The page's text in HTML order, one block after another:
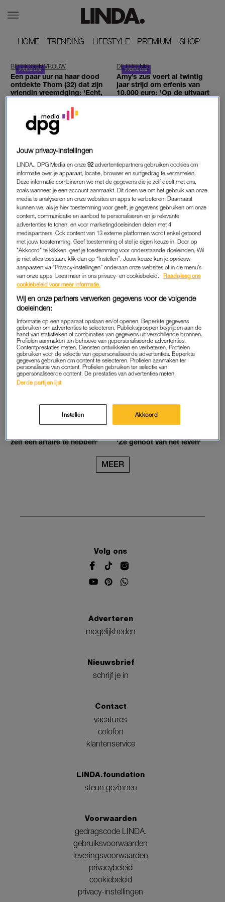
HOME
HOME TRENDING
TRENDING LIFESTYLE
LIFESTYLE PREMIUM
PREMIUM SHOP
SHOP
BEDROGEN VROUW
Een paar uur na haar dood
ontdekte Thom (32) dat zijn
vriendin vreemdging: 'Echt,
mijn bek viel open'
DE ERFENIS
Amy’s zus voert al twintig
jaar strijd om erfenis van
10.000 euro: 'Op de uitvaart
is ze niet geweest'
VRIJPARTIJ
Noa (26): 'Ik moest in de
me aan het seksen was en
de tranen sprongen in mijn
ogen'
EROTISCH LUISTERVERHAAL
'Vanuit haar bekken spoelde
het orgasme omhoog. Ze
kreunde, hard,
ongecontroleerd. Haar lijf
schokte'
LEKKER SAMENGESTELD
Stiefmoeder Naomi is niet
welkom bij verjaardagen:
'Hun moeder wil niet dat ik
er ben'
OPROEP
Waarom ben (én blijf) jij
bewust single? Vertel het
aan LINDA.
ADVERTORIAL
Jolanda reisde naar een
afgelegen eiland voor de
kust van Zuid-Australië: 'Wij
kwamen aan, onze koffers
niet'
ACHTERGROND
‘Dat na de scheiding bleek
dat ik mijn eigen broek kon
ophouden en in ons huis kon
blijven wonen, was mijn
‘finest moment’’
'Ik weet dat mijn partner
eigenlijk wel prima'
LIEVE HELEEN
Fred (55): 'Ik vind het
moeilijk om meerdere keren
klaar te komen tijdens een
vrijpartij'
PERSOONLIJK VERHAAL
Merel verhuist voor een man
naar andere kant van het
land, maar hij verdwijnt:
VERLATEN VROUW
Fae (24): 'Vreemdgaan was
uit den boze, dat deed je
zelf een affaire te hebben'
Iede over de uitvaart van
Marlies, die om het leven
'Ze genoot van het leven'
MEER
Volg ons
Adverteren
mogelijkheden
Nieuwsbrief
schrijf je in
Contact
vacatures
colofon
klantenservice
LINDA.foundation
steun gezinnen
Voorwaarden
gedragscode LINDA.
gebruiksvoorwaarden
leveringsvoorwaarden
privacybeleid
cookiebeleid
privacy-instellingen
Jouw privacy-instellingen
LINDA., DPG Media en onze92 advertentiepartners gebruiken cookies om
informatie over je apparaat, locatie, browser en surfgedrag te verzamelen.
Deze informatie combineren we met de gegevens die je zelf deelt met ons,
zoals wanneer je een account aanmaakt. Dit doen we om het gebruik van onze
media te analyseren en onze websites en apps te verbeteren. Daarnaast
kunnen we, als je hier toestemming voor geeft, je gegevens gebruiken om onze
content, communicatie en aanbod te personaliseren en je relevante
advertenties te tonen, en voor marketingdoeleinden delen met 4
mediapartners. Ook content van 13 externe platformen wordt enkel getoond
met jouw toestemming. Geef toestemming of stel je eigen keuze in. Door op
"Akkoord" te klikken, geef je toestemming voor onderstaande doeleinden. Wil
je niet alles toestaan, klik dan op “Instellen”. Jouw keuze kun je opnieuw
aanpassen via “Privacy-instellingen” onderaan onze websites of in de menu’s
van onze apps. Lees meer in ons privacy- en cookiebeleid.
Raadpleeg ons
cookiebeleid voor meer informatie.
Wij en onze partners verwerken gegevens voor de volgende
doeleinden:
Informatie op een apparaat opslaan en/of openen. Beperkte gegevens
gebruiken om advertenties te selecteren. Publieksgroepen begrijpen aan de
hand van statistieken of combinaties van gegevens uit verschillende bronnen.
Profielen aanmaken ten behoeve van gepersonaliseerde advertenties.
Contentprestaties meten. Diensten ontwikkelen en verbeteren. Profielen
gebruiken voor de selectie van gepersonaliseerde advertenties. Beperkte
gegevens gebruiken om content te selecteren. Profielen aanmaken ter
personalisatie van content. Profielen gebruiken ter selectie van
gepersonaliseerde content. De prestaties van advertenties meten.
Derde partijen lijst
Instellen Akkoord